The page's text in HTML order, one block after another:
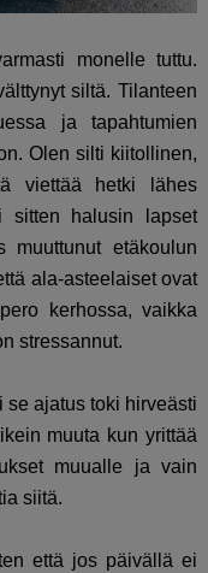
monelle tuttu.
siltä. Tilanteen
ja tapahtumien
Olen silti kiitollinen,
viettää hetki lähes
sitten halusin lapset
etäkoulun
ala-asteelaiset ovat
kerhossa, vaikka
stressannut.
se ajatus toki hirveästi
muuta kun yrittää
muualle ja vain
siitä.
että jos päivällä ei